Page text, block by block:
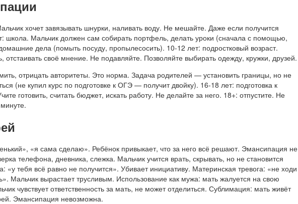
хочет завязывать шнурки, наливать воду. Не мешайте. Даже если получится
школа. Мальчик должен сам собирать портфель, делать уроки (сначала с помощью,
дела (помыть посуду, пропылесосить). 10-12 лет: подростковый возраст.
отстаивать своё мнение. Не подавляйте. Позволяйте выбирать одежду, кружки, друзей.
отрицать авторитеты. Это норма. Задача родителей — установить границы, но не
(не купил курс по подготовке к ОГЭ — получит двойку). 16-18 лет: подготовка к
готовить, считать бюджет, искать работу. Не делайте за него. 18+: отпустите. Не
«я сама сделаю». Ребёнок привыкает, что за него всё решают. Эмансипация не
телефона, дневника, слежка. Мальчик учится врать, скрывать, но не становится
«у тебя всё равно не получится». Убивает инициативу. Материнская тревога: «не ходи
Мальчик вырастает трусливым. Использование как мужа: мать жалуется на свою
чувствует ответственность за мать, не может отделиться. Сублимация: мать живёт
Эмансипация невозможна.